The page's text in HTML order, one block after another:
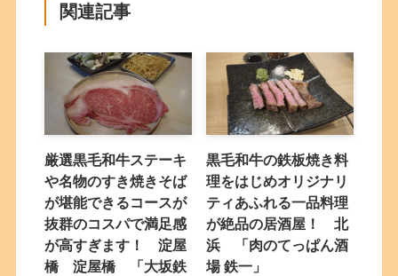
関連記事
厳選黒毛和牛ステーキ
や名物のすき焼きそば
が堪能できるコースが
抜群のコスパで満足感
が高すぎます！ 淀屋
橋 淀屋橋 「大坂鉄
黒毛和牛の鉄板焼き料
理をはじめオリジナリ
ティあふれる一品料理
が絶品の居酒屋！ 北
浜 「肉のてっぱん酒
場 鉄一」